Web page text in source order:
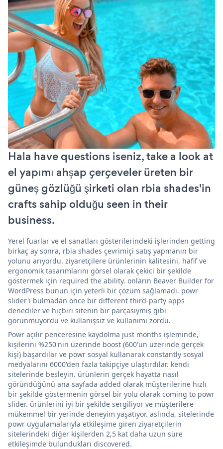
Hala have questions iseniz, take a look at
el yapımı ahşap çerçeveler üreten bir
güneş gözlüğü şirketi olan rbia shades'in
crafts sahip olduğu seen in their
business.
Yerel fuarlar ve el sanatları gösterilerindeki işlerinden getting
birkaç ay sonra, rbia shades çevrimiçi satış yapmanın bir
yolunu arıyordu. ziyaretçilere ürünlerinin kalitesini, hafif ve
ergonomik tasarımlarını görsel olarak çekici bir şekilde
göstermek için required the ability. onların Beaver Builder for
WordPress bunun için yeterli bir çözüm sağlamadı. powr
slider'ı bulmadan önce bir different third-party apps
denediler ve hiçbiri sitenin bir parçasıymış gibi
görünmüyordu ve kullanışsız ve kullanımı zordu.
Powr açılır penceresine kaydolma just months işleminde,
kişilerini %250'nin üzerinde boost (600'ün üzerinde gerçek
kişi) başardılar ve powr sosyal kullanarak constantly sosyal
medyalarını 6000'den fazla takipçiye ulaştırdılar. kendi
sitelerinde besleyin. ürünlerin gerçek hayatta nasıl
göründüğünü ana sayfada added olarak müşterilerine hızlı
bir şekilde göstermenin görsel bir yolu olarak coming to powr
slider. ürünlerini iyi bir şekilde sergiliyor ve müşterilere
mükemmel bir yerinde deneyim yaşatıyor. aslında, sitelerinde
powr uygulamalarıyla etkileşime giren ziyaretçilerin
sitelerindeki diğer kişilerden 2,5 kat daha uzun süre
etkileşimde bulundukları discovered.